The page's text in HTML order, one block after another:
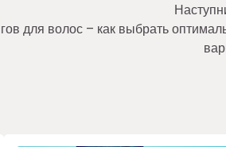
для волос – как выбрать